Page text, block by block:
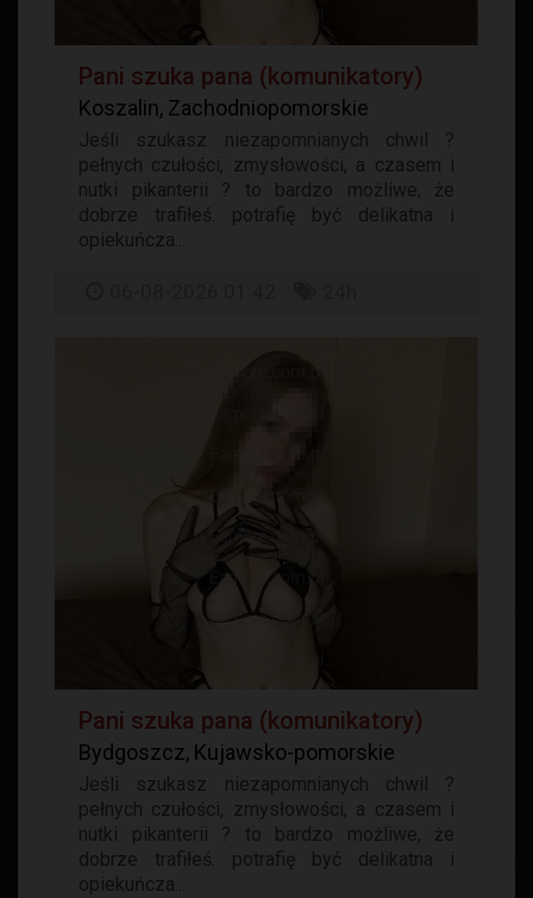
Pani szuka pana (komunikatory)
Koszalin, Zachodniopomorskie
Jeśli szukasz niezapomnianych chwil ?
pełnych czułości, zmysłowości, a czasem i
nutki pikanterii ? to bardzo możliwe, że
dobrze trafiłeś. potrafię być delikatna i
opiekuńcza...
Pani szuka pana (komunikatory)
Bydgoszcz, Kujawsko-pomorskie
Jeśli szukasz niezapomnianych chwil ?
pełnych czułości, zmysłowości, a czasem i
nutki pikanterii ? to bardzo możliwe, że
dobrze trafiłeś. potrafię być delikatna i
opiekuńcza...